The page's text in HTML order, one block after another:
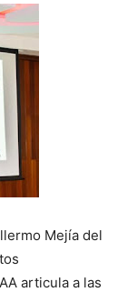
Mejía del
articula a las